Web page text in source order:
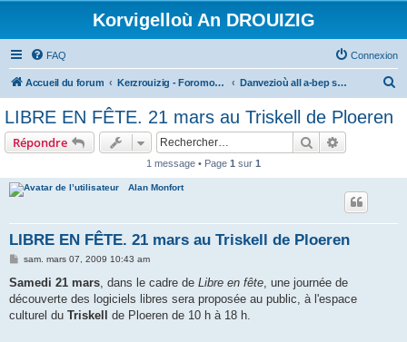
Korvigelloù An DROUIZIG
FAQ Connexion
Accueil du forum Kerzrouizig - Foromoù An Drouizig Danvezioù all a-bep seurt
LIBRE EN FÊTE. 21 mars au Triskell de Ploeren
Répondre Rechercher
1 message • Page 1 sur 1
Alan Monfort
LIBRE EN FÊTE. 21 mars au Triskell de Ploeren
M
s
a
g
sam. mars 07, 2009 10:43 am
Samedi 21 mars, dans le cadre de Libre en fête, une journée de
découverte des logiciels libres sera proposée au public, à l'espace
culturel du Triskell de Ploeren de 10 h à 18 h.